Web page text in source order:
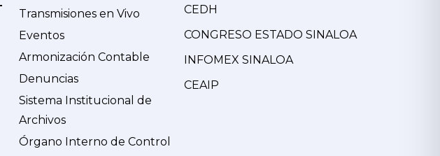
Transmisiones en Vivo
Eventos
Armonización Contable
Denuncias
Sistema Institucional de
Archivos
Órgano Interno de Control
CEDH
CONGRESO ESTADO SINALOA
INFOMEX SINALOA
CEAIP